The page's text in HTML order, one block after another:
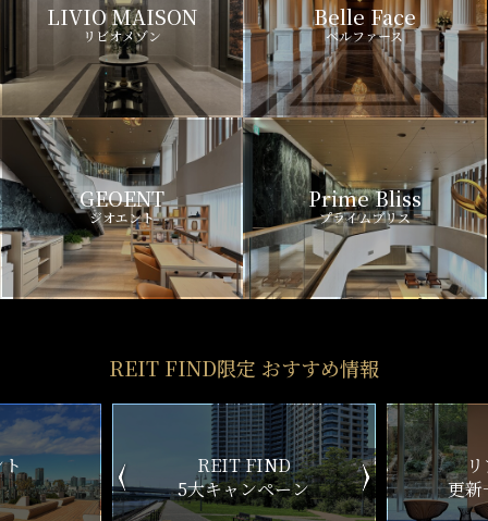
LIVIO MAISON
リビオメゾン
Belle Face
ベルファース
GEOENT
ジオエント
Prime Bliss
プライムブリス
REIT FIND限定 おすすめ情報
ン
リアルタイム
更新一覧チェック
新